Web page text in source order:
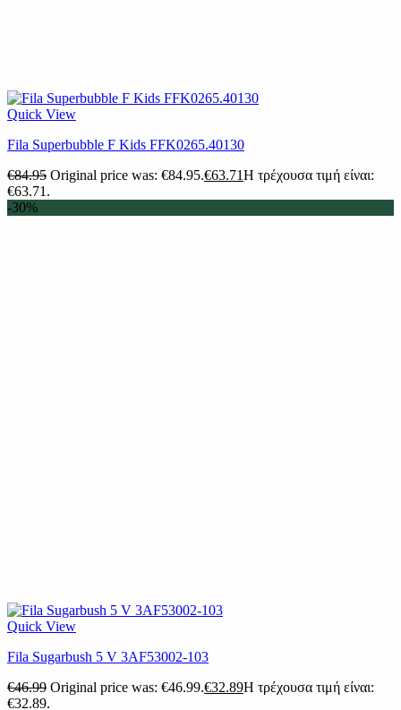
Quick View
Fila Superbubble F Kids FFK0265.40130
€84.95 Original price was: €84.95.€63.71Η τρέχουσα τιμή είναι:
€63.71.
-30%
Quick View
Fila Sugarbush 5 V 3AF53002-103
€46.99 Original price was: €46.99.€32.89Η τρέχουσα τιμή είναι:
€32.89.